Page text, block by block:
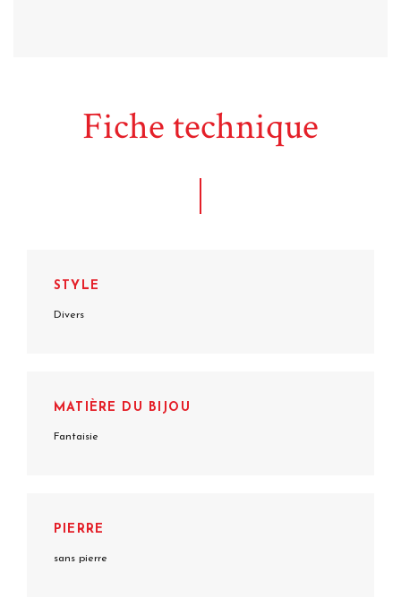
Fiche technique
STYLE
Divers
MATIÈRE DU BIJOU
Fantaisie
PIERRE
sans pierre